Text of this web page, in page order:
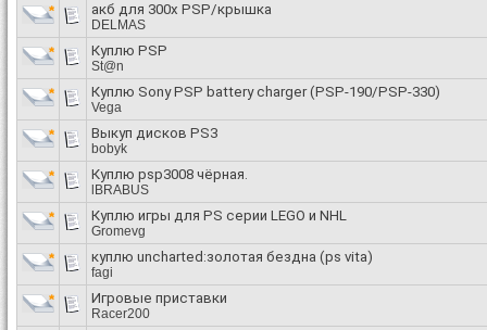
акб для 300х PSP/крышка
DELMAS
Куплю PSP
St@n
Куплю Sony PSP battery charger (PSP-190/PSP-330)
Vega
Выкуп дисков PS3
bobyk
Куплю psp3008 чёрная.
lBRABUS
Куплю игры для PS серии LEGO и NHL
Gromevg
куплю uncharted:золотая бездна (ps vita)
fagi
Игровые приставки
Racer200